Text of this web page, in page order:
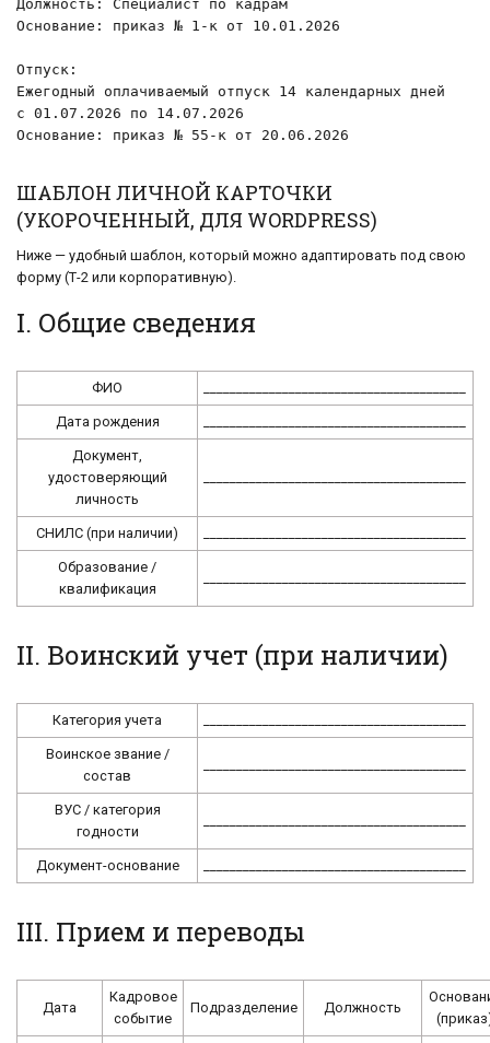
Должность: Специалист по кадрам
Основание: приказ № 1-к от 10.01.2026
Отпуск:
Ежегодный оплачиваемый отпуск 14 календарных дней
с 01.07.2026 по 14.07.2026
Основание: приказ № 55-к от 20.06.2026
ШАБЛОН ЛИЧНОЙ КАРТОЧКИ
(УКОРОЧЕННЫЙ, ДЛЯ WORDPRESS)
Ниже — удобный шаблон, который можно адаптировать под свою
форму (Т-2 или корпоративную).
I. Общие сведения
ФИО
Дата рождения
Документ,
удостоверяющий
личность
СНИЛС (при наличии)
Образование /
квалификация
II. Воинский учет (при наличии)
Категория учета
Воинское звание /
состав
ВУС / категория
годности
Документ-основание
III. Прием и переводы
Дата
Кадровое
событие
Подразделение Должность